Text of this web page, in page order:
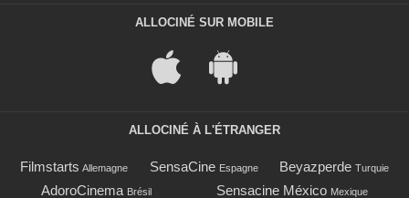
ALLOCINÉ SUR MOBILE
ALLOCINÉ À L'ÉTRANGER
Filmstarts Allemagne SensaCine Espagne Beyazperde Turquie
AdoroCinema Brésil Sensacine México Mexique